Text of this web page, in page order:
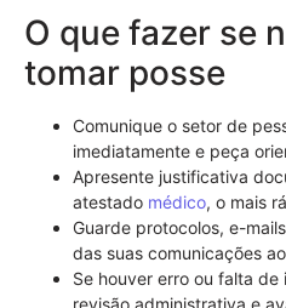
O que fazer se
tomar posse
Comunique o setor de
imediatamente e peça
Apresente justificativa
atestado médico, o mais
Guarde protocolos, e-
das suas comunicações
Se houver erro ou falta
revisão administrativa e